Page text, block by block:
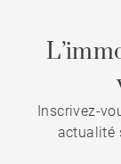
Inscrivez-
actualité